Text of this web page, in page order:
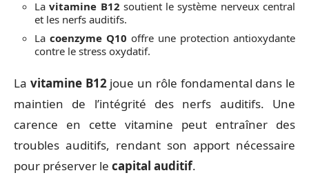
Lavitamine B12 soutient le système nerveux central
et les nerfs auditifs.
La coenzyme Q10 offre une protection antioxydante
contre le stress oxydatif.
La vitamine B12joue un rôle fondamental dans le
maintien de l’intégrité des nerfs auditifs. Une
carence en cette vitamine peut entraîner des
troubles auditifs, rendant son apport nécessaire
pour préserver le capital auditif.